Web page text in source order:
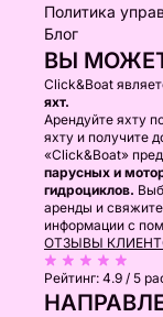
Политика
Блог
ВЫ
Click&Boat
яхт.
Арендуйте яхту
яхту и получите
«Click&Boat»
парусных и
гидроциклов.
аренды и
информации с
ОТЗЫВЫ
Рейтинг: 4.9 / 5